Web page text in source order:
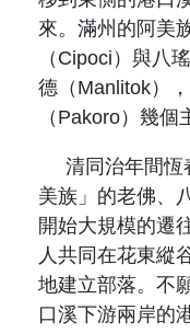
來。滿州的阿美
（ Cipoci ）與八
德（ Manlitok）
（ Pakoro）幾個
清同治年間恆
美族」的老佛、
開始大規模的遷
人共同在花東縱
地建立部落。不
口溪下游兩岸的